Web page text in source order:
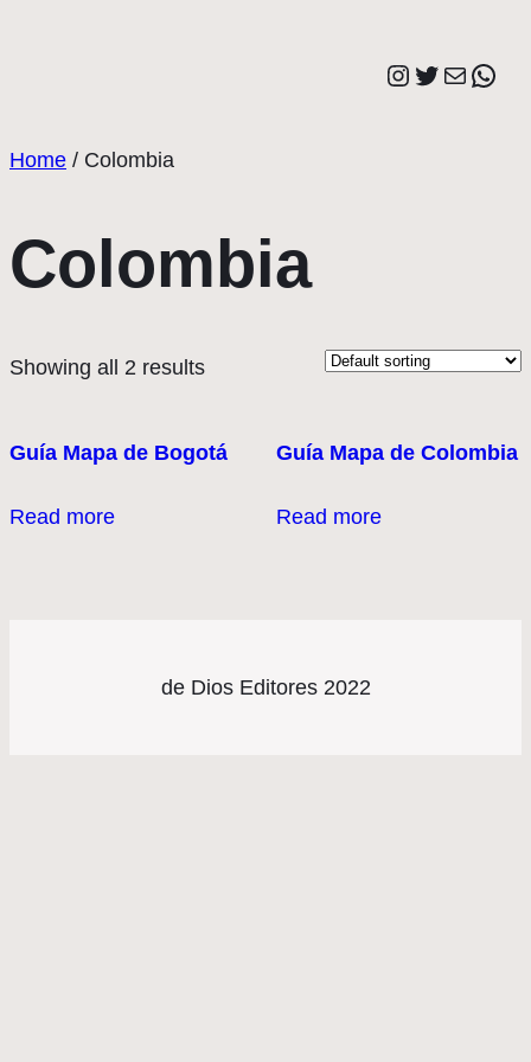
Instagram
Twitter
Correo
Home / Colombia
Colombia
Showing all 2 results
Guía Mapa de Bogotá
Read more
Guía Mapa de Colombia
Read more
de Dios Editores 2022